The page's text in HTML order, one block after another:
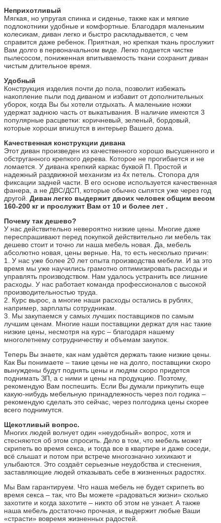
Неприхотливый
Мягкая, но упругая спинка и сиденье, также как и мягкие
подлокотники удобные и комфортные. Благодаря маленьким
колесикам, диван легко и быстро раскладывается, с чем
справится даже ребенок. Приятная, но крепкая ткань прослужит
Вам долго в первоначальном виде. Легко подается чистке
пылесосом, пониженная впитываемость ткани сохранит диван
чистым длительное время.
Удобный
Конструкция изделия почти до пола, позволит избежать
накопление пыли под диваном и избавит от дополнительных
уборок, когда Вы бы хотели отдыхать. А маленькие ножки
удержат заднюю часть от выкатывания. В наличие имеются 3
популярные расцветки: коричневый, зеленый, бордовый,
которые хороши впишутся в интерьер Вашего дома.
Качественная конструкции дивана
Этот диван произведен из качественного хорошо высушенного и
обструганного крепкого дерева. Которое не прогибается и не
ломается. У дивана крепкий каркас буквой П. Простой и
надежный раздвижной механизм из 4х петель. Стопора для
фиксации задней части. В его основе используется качественная
фанера, а не ДВС/ДСП, которые обычно сыпятся уже через год
другой. Диван легко выдержит двоих человек общим весом
160-200 кг и прослужит Вам от 10 и более лет .
Почему так дешево?
У нас действительно невероятно низкие цены. Многие даже
переспрашивают перед покупкой действительно ли мебель так
дешево стоит и точно ли наша мебель новая. Да, мебель
абсолютно новая, цены верные. На, то есть несколько причин:
1. У нас уже более 20 лет опыта производства мебели. И за это
время мы уже научились грамотно оптимизировать расходы и
управлять производством. Нам удалось устранить все лишние
расходы. У нас работает команда профессионалов с высокой
производительностью труда.
2. Курс вырос, а многие наши расходы остались в рублях,
например, зарплаты сотрудникам.
3. Мы закупаемся у самых лучших поставщиков по самым
лучшим ценам. Многие наши поставщики держат для нас такие
низкие цены, несмотря на курс – благодаря нашему
многолетнему сотрудничеству и объемам закупок.
Теперь Вы знаете, как нам удаётся держать такие низкие цены.
Как Вы понимаете – такие цены не на долго, поставщики скоро
вынуждены будут поднять цены и людям скоро придется
поднимать ЗП, а с ними и цены на продукцию. Поэтому,
рекомендую Вам поспешить. Если Вы думали прикупить еще
какую-нибудь мебельную принадлежность через пол годика –
рекомендую сделать это сейчас, через полгодика цены скорее
всего поднимутся.
Щекотливый вопрос.
Многих людей волнует один «неудобный» вопрос, хотя и
стесняются об этом спросить. Дело в том, что мебель может
скрипеть во время секса, и тогда все в квартире и даже соседи,
всё слышат и потом при встрече многозначно хихикают и
улыбаются. Это создаёт серьезные неудобства и стеснения,
заставляющие людей отказывать себе в жизненных радостях.
Мы Вам гарантируем. Что наша мебель не будет скрипеть во
время секса – так, что Вы можете «радоваться жизни» сколько
захотите и когда захотите – никто об этом не узнает. А также
наша мебель достаточно прочная, и выдержит любые Ваши
«страсти» вовремя жизненных радостей.